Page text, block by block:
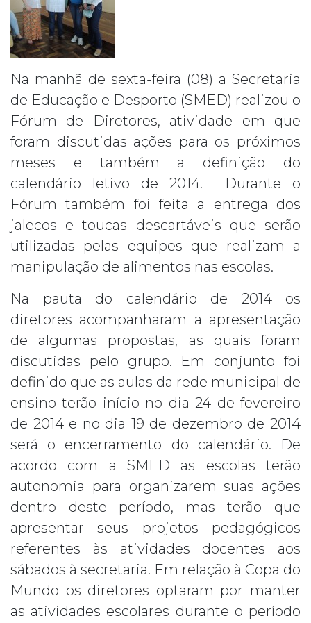
Na manhã de sexta-feira (08) a Secretaria
de Educação e Desporto (SMED) realizou o
Fórum de Diretores, atividade em que
foram discutidas ações para os próximos
meses e também a definição do
calendário letivo de 2014. Durante o
Fórum também foi feita a entrega dos
jalecos e toucas descartáveis que serão
utilizadas pelas equipes que realizam a
manipulação de alimentos nas escolas.
Na pauta do calendário de 2014 os
diretores acompanharam a apresentação
de algumas propostas, as quais foram
discutidas pelo grupo. Em conjunto foi
definido que as aulas da rede municipal de
ensino terão início no dia 24 de fevereiro
de 2014 e no dia 19 de dezembro de 2014
será o encerramento do calendário. De
acordo com a SMED as escolas terão
autonomia para organizarem suas ações
dentro deste período, mas terão que
apresentar seus projetos pedagógicos
referentes às atividades docentes aos
sábados à secretaria. Em relação à Copa do
Mundo os diretores optaram por manter
as atividades escolares durante o período